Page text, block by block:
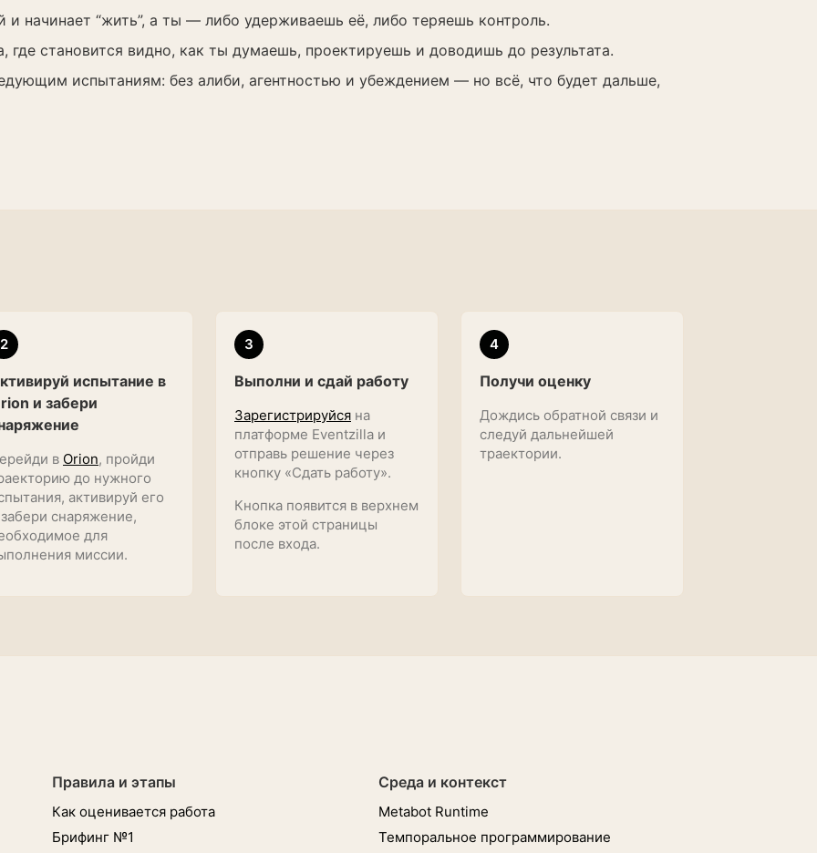
и начинает “жить”, а ты — либо удерживаешь её, либо теряешь контроль.
где становится видно, как ты думаешь, проектируешь и доводишь до результата.
испытаниям: без алиби, агентностью и убеждением — но всё, что будет дальше,
2
испытание в
и забери
в Orion, пройди
до нужного
активируй его
снаряжение,
для
миссии.
3
Выполни и сдай работу
Зарегистрируйся на
платформе Eventzilla и
отправь решение через
кнопку «Сдать работу».
Кнопка появится в верхнем
блоке этой страницы
после входа.
4
Получи оценку
Дождись обратной связи и
следуй дальнейшей
траектории.
Правила и этапы
Как оценивается работа
Брифинг №1
Среда и контекст
Metabot Runtime
Темпоральное программирование